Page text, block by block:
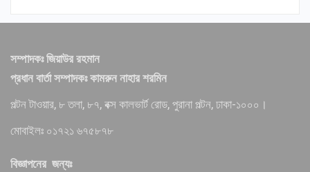
সম্পাদকঃ জিয়াউর রহমান
প্রধান বার্তা সম্পাদকঃ কামরুন নাহার শরমিন
পল্টন টাওয়ার, ৮ তলা, ৮৭, বক্স কালভার্ট রোড, পুরানা পল্টন, ঢাকা-১০০০।
মোবাইলঃ ০১৭২১ ৬৭৫৮৭৮
বিজ্ঞাপনের জন্যঃ